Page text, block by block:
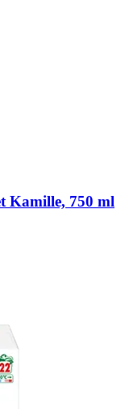
Kamille, 750 ml